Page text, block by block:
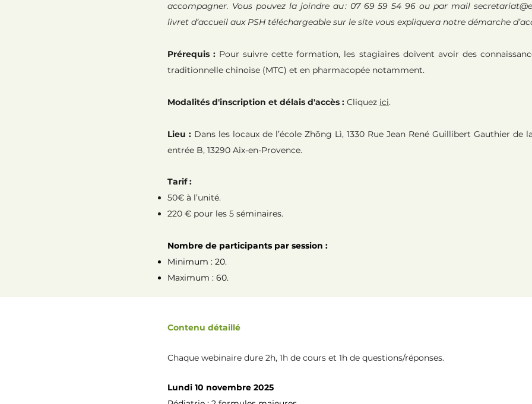
accompagner. Vous pouvez la joindre au : 07 69 59 54 96 ou par mail
livret d’accueil aux PSH téléchargeable sur le site vous expliquera notre démarche
Prérequis : Pour suivre cette formation, les stagiaires doivent avoir des
traditionnelle chinoise (MTC) et en pharmacopée notamment.
Modalités d'inscription et délais d'accès : Cliquez ici.
Lieu : Dans les locaux de l’école Zhōng Lì, 1330 Rue Jean René Guillibert Gauthier de
entrée B, 13290 Aix-en-Provence.
Tarif :
50€ à l’unité.
220 € pour les 5 séminaires.
Nombre de participants par session :
Minimum : 20.
Maximum : 60.
Contenu détaillé
Chaque webinaire dure 2h, 1h de cours et 1h de questions/réponses.
Lundi 10 novembre 2025